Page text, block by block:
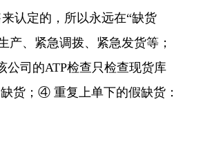
认定的，所以永远在“缺货
、紧急调拨、紧急发货等；
公司的ATP检查只检查现货库
货；④ 重复上单下的假缺货：